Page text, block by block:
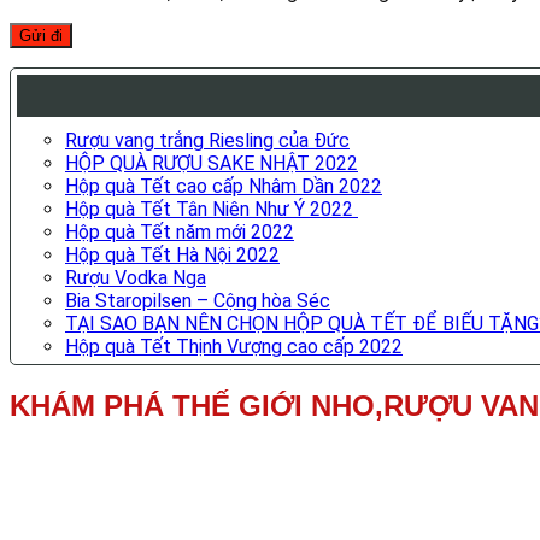
Rượu vang trắng Riesling của Đức
HỘP QUÀ RƯỢU SAKE NHẬT 2022
Hộp quà Tết cao cấp Nhâm Dần 2022
Hộp quà Tết Tân Niên Như Ý 2022
Hộp quà Tết năm mới 2022
Hộp quà Tết Hà Nội 2022
Rượu Vodka Nga
Bia Staropilsen – Cộng hòa Séc
TẠI SAO BẠN NÊN CHỌN HỘP QUÀ TẾT ĐỂ BIẾU
Hộp quà Tết Thịnh Vượng cao cấp 2022
KHÁM PHÁ THẾ GIỚI NHO,RƯỢU